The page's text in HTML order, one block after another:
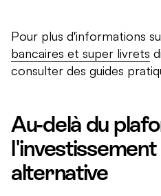
Pour plus d'informations
bancaires et super livrets
consulter des guides
Au-delà du
alternative